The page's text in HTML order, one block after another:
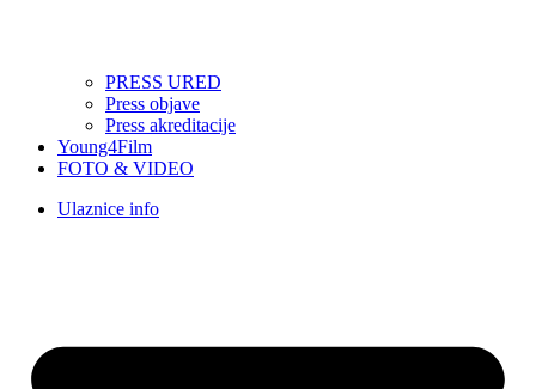
PRESS URED
Press objave
Press akreditacije
Young4Film
FOTO & VIDEO
Ulaznice info